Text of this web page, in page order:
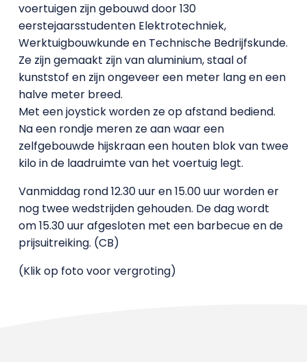
voertuigen zijn gebouwd door 130
eerstejaarsstudenten Elektrotechniek,
Werktuigbouwkunde en Technische Bedrijfskunde.
Ze zijn gemaakt zijn van aluminium, staal of
kunststof en zijn ongeveer een meter lang en een
halve meter breed.
Met een joystick worden ze op afstand bediend.
Na een rondje meren ze aan waar een
zelfgebouwde hijskraan een houten blok van twee
kilo in de laadruimte van het voertuig legt.
Vanmiddag rond 12.30 uur en 15.00 uur worden er
nog twee wedstrijden gehouden. De dag wordt
om 15.30 uur afgesloten met een barbecue en de
prijsuitreiking. (CB)
(Klik op foto voor vergroting)